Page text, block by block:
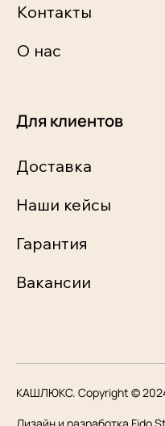
Контакты
О нас
Для клиентов
Доставка
Наши кейсы
Гарантия
Вакансии
КАШЛЮКС. Copyright ©